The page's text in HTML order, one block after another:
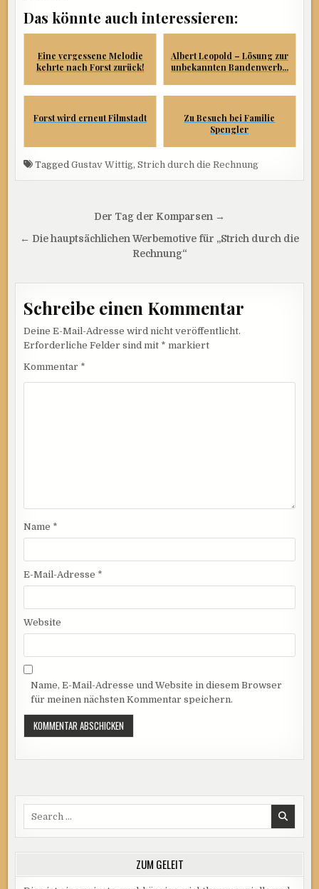
Das könnte auch interessieren:
Eine vergessene Melodie
kehrte nach Forst zurück!
Albert Leopold – Lösung zur
unbekannten Bandenwerb...
Forst wird erneut Filmstadt
Zu Besuch bei Familie
Spengler
TaggedGustav Wittig,Strich durch die Rechnung
Beitragsnavigation
Der Tag der Komparsen →
← Die hauptsächlichen Werbemotive für „Strich durch die
Rechnung“
Schreibe einen Kommentar
Deine E-Mail-Adresse wird nicht veröffentlicht.
Erforderliche Felder sind mit * markiert
Kommentar *
Name *
E-Mail-Adresse *
Website
Name, E-Mail-Adresse und Website in diesem Browser
für meinen nächsten Kommentar speichern.
ZUM GELEIT